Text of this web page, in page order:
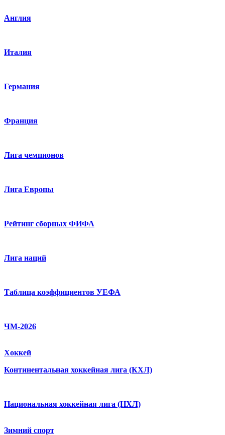
Англия
Италия
Германия
Франция
Лига чемпионов
Лига Европы
Рейтинг сборных ФИФА
Лига наций
Таблица коэффициентов УЕФА
ЧМ-2026
Хоккей
Континентальная хоккейная лига (КХЛ)
Национальная хоккейная лига (НХЛ)
Зимний спорт